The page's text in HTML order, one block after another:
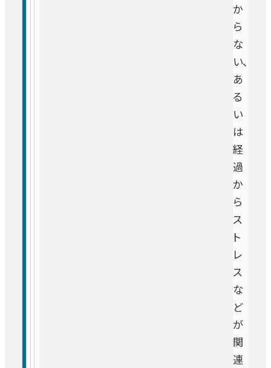
か
ら
な
い、
あ
る
い
は
経
過
か
ら
ス
ト
レ
ス
な
ど
が
関
連